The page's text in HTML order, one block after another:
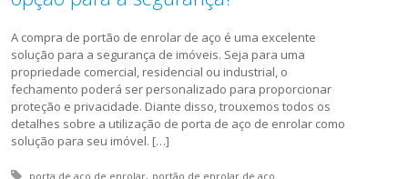
A compra de portão de enrolar de aço é uma excelente
solução para a segurança de imóveis. Seja para uma
propriedade comercial, residencial ou industrial, o
fechamento poderá ser personalizado para proporcionar
proteção e privacidade. Diante disso, trouxemos todos os
detalhes sobre a utilização de porta de aço de enrolar como
solução para seu imóvel. […]
Tagged with:
porta de aço de enrolar portão de enrolar de aço